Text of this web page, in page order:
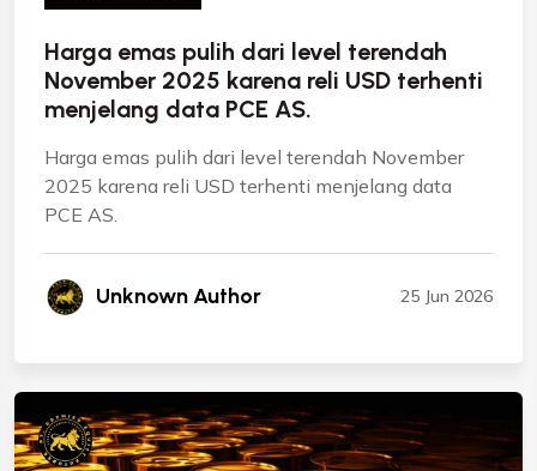
Harga emas pulih dari level terendah
November 2025 karena reli USD terhenti
menjelang data PCE AS.
Harga emas pulih dari level terendah November
2025 karena reli USD terhenti menjelang data
PCE AS.
Unknown Author 25 Jun 2026